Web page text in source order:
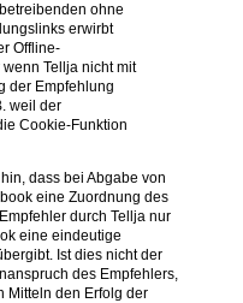
ohne
erwirbt
Offline-
Tellja nicht mit
der Empfehlung
weil der
Cookie-Funktion
dass bei Abgabe von
eine Zuordnung des
durch Tellja nur
eine eindeutige
Ist dies nicht der
des Empfehlers,
Mitteln den Erfolg der